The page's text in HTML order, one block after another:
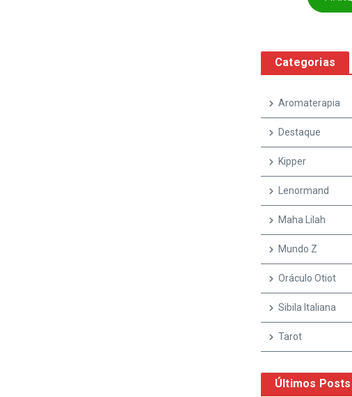
Categorias
Aromaterapia
Destaque
Kipper
Lenormand
Maha Lilah
Mundo Z
Oráculo Otiot
Sibila Italiana
Tarot
Últimos Posts